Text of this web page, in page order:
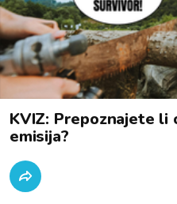
KVIZ: Prepoznajete
emisija?